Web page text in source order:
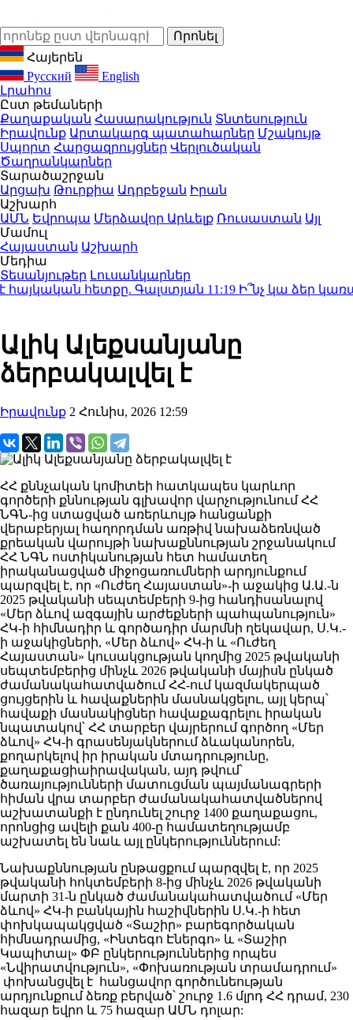
Հայերեն
Русский
English
Լրահոս
Ըստ թեմաների
Քաղաքական Հասարակություն Տնտեսություն
Իրավունք Արտակարգ պատահարներ Մշակույթ
Սպորտ Հարցազրույցներ Վերլուծական
Ծաղրանկարներ
Տարածաշրջան
Արցախ Թուրքիա Ադրբեջան Իրան
Աշխարհ
ԱՄՆ Եվրոպա Մերձավոր Արևելք Ռուսաստան Այլ
Մամուլ
Հայաստան Աշխարհ
Մեդիա
Տեսանյութեր Լուսանկարներ
հետքը. Գալստյան11:19 Ի՞նչ կա ձեր
Ալիկ Ալեքսանյանը
ձերբակալվել է
Իրավունք 2 Հունիս, 2026 12:59
ՀՀ քննչական կոմիտեի հատկապես կարևոր
գործերի քննության գլխավոր վարչությունում ՀՀ
ՆԳՆ-ից ստացված առերևույթ հանցանքի
վերաբերյալ հաղորդման առթիվ նախաձեռնված
քրեական վարույթի նախաքննության շրջանակում
ՀՀ ՆԳՆ ոստիկանության հետ համատեղ
իրականացված միջոցառումների արդյունքում
պարզվել է, որ «Ուժեղ Հայաստան»-ի աջակից Ա.Ա.-ն
2025 թվականի սեպտեմբերի 9-ից հանդիսանալով
«Մեր ձևով ազգային արժեքների պահպանություն»
ՀԿ-ի հիմնադիր և գործադիր մարմնի ղեկավար, Ս.Կ.-
ի աջակիցների, «Մեր ձևով» ՀԿ-ի և «Ուժեղ
Հայաստան» կուսակցության կողմից 2025 թվականի
սեպտեմբերից մինչև 2026 թվականի մայիսն ընկած
ժամանակահատվածում ՀՀ-ում կազմակերպած
ցույցերին և հավաքներին մասնակցելու, այլ կերպ՝
հավաքի մասնակիցներ հավաքագրելու իրական
նպատակով՝ ՀՀ տարբեր վայրերում գործող «Մեր
ձևով» ՀԿ-ի գրասենյակներում ձևականորեն,
քողարկելով իր իրական մտադրությունը,
քաղաքացիաիրավական, այդ թվում՝
ծառայությունների մատուցման պայմանագրերի
հիման վրա տարբեր ժամանակահատվածներով
աշխատանքի է ընդունել շուրջ 1400 քաղաքացու,
որոնցից ավելի քան 400-ը համատեղությամբ
աշխատել են նաև այլ ընկերություններում:
Նախաքննության ընթացքում պարզվել է, որ 2025
թվականի հոկտեմբերի 8-ից մինչև 2026 թվականի
մարտի 31-ն ընկած ժամանակահատվածում «Մեր
ձևով» ՀԿ-ի բանկային հաշիվներին Ս.Կ.-ի հետ
փոխկապակցված «Տաշիր» բարեգործական
հիմնադրամից, «Ինտեգո Էներգո» և «Տաշիր
Կապիտալ» ՓԲ ընկերություններից որպես
«Նվիրատվություն», «Փոխառության տրամադրում»
փոխանցվել է հանցավոր գործունեության
արդյունքում ձեռք բերված՝ շուրջ 1.6 մլրդ ՀՀ դրամ, 230
հազար եվրո և 75 հազար ԱՄՆ դոլար: